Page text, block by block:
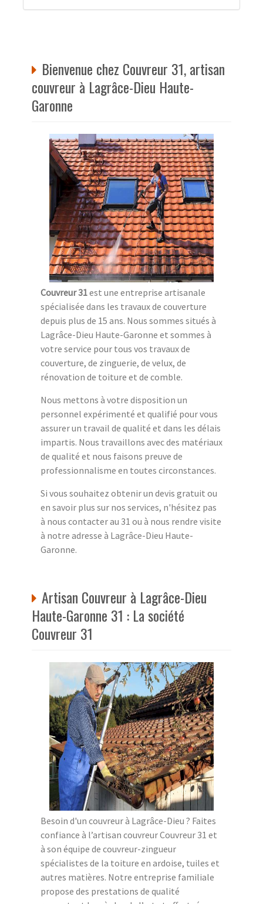
Bienvenue chez Couvreur 31, artisan
couvreur à Lagrâce-Dieu Haute-
Garonne
Couvreur 31est une entreprise artisanale
spécialisée dans les travaux de couverture
depuis plus de 15 ans. Nous sommes situés à
Lagrâce-Dieu Haute-Garonne et sommes à
votre service pour tous vos travaux de
couverture, de zinguerie, de velux, de
rénovation de toiture et de comble.
Nous mettons à votre disposition un
personnel expérimenté et qualifié pour vous
assurer un travail de qualité et dans les délais
impartis. Nous travaillons avec des matériaux
de qualité et nous faisons preuve de
professionnalisme en toutes circonstances.
Si vous souhaitez obtenir un devis gratuit ou
en savoir plus sur nos services, n'hésitez pas
à nous contacter au 31 ou à nous rendre visite
à notre adresse à Lagrâce-Dieu Haute-
Garonne.
Artisan Couvreur à Lagrâce-Dieu
Haute-Garonne 31 : La société
Couvreur 31
Besoin d'un couvreur à Lagrâce-Dieu ? Faites
confiance à l’artisan couvreur Couvreur 31 et
à son équipe de couvreur-zingueur
spécialistes de la toiture en ardoise, tuiles et
autres matières. Notre entreprise familiale
propose des prestations de qualité